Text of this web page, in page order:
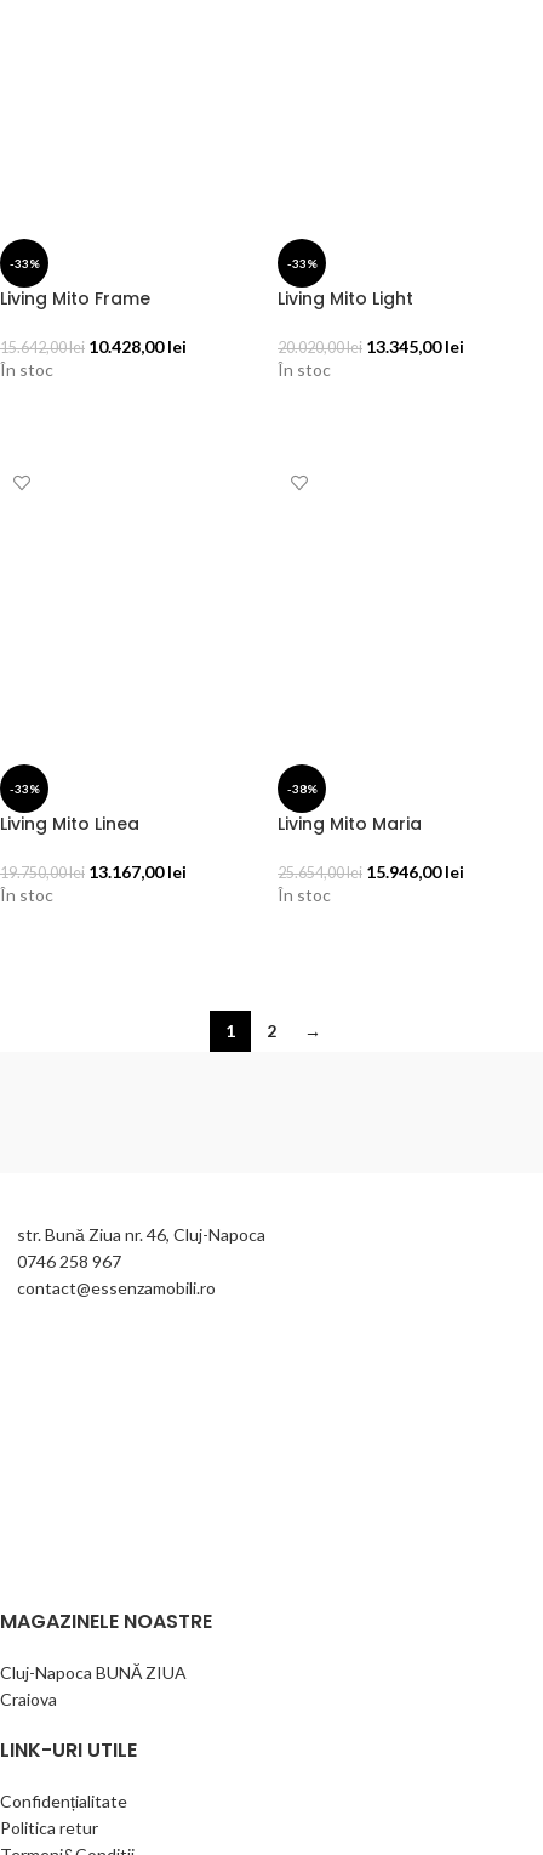
-33%
Living Mito Frame
15.642,00lei 10.428,00lei
În stoc
-33%
Living Mito Light
20.020,00lei 13.345,00lei
În stoc
-33%
Living Mito Linea
19.750,00lei 13.167,00lei
În stoc
-38%
Living Mito Maria
25.654,00lei 15.946,00lei
În stoc
1 2 →
str. Bună Ziua nr. 46, Cluj-Napoca
0746 258 967
contact@essenzamobili.ro
MAGAZINELE NOASTRE
Cluj-Napoca BUNĂ ZIUA
Craiova
LINK-URI UTILE
Confidențialitate
Politica retur